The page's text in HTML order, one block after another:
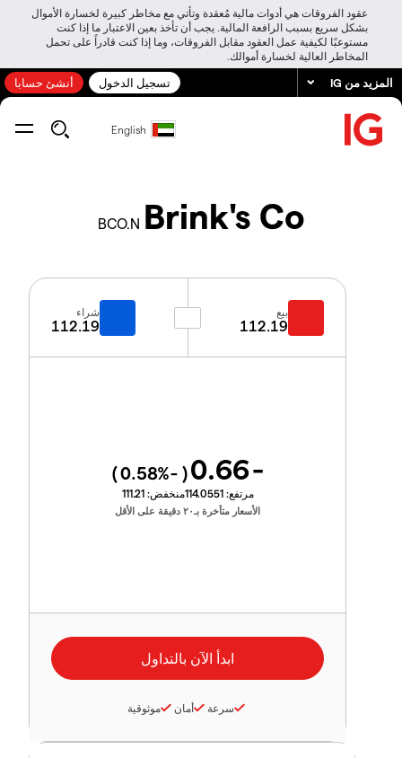
عقود الفروقات هي أدوات مالية مُعقدة وتأتي مع مخاطر كبيرة لخسارة الأموال
بشكل سريع بسبب الرافعة المالية. يجب أن تأخذ بعين الاعتبار ما إذا كنت
مستوعبًا لكيفية عمل العقود مقابل الفروقات، وما إذا كنت قادراً على تحمل
المخاطر العالية لخسارة أموالك.
المزيد من IG تسجيل الدخول أنشئ حسابا
English
Brink's Co
BCO.N
بيع
112.19
شراء
112.19
-0.66
(
-0.58
%)
مرتفع:114.0551منخفض:111.21
الأسعار متأخرة بـ٢٠ دقيقة على الأقل
سرعة أمان موثوقية